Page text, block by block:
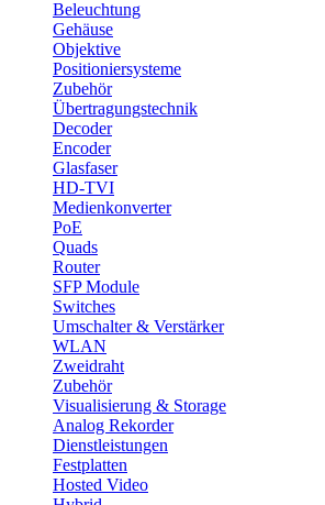
Beleuchtung
Gehäuse
Objektive
Positioniersysteme
Zubehör
Übertragungstechnik
Decoder
Encoder
Glasfaser
HD-TVI
Medienkonverter
PoE
Quads
Router
SFP Module
Switches
Umschalter & Verstärker
WLAN
Zweidraht
Zubehör
Visualisierung & Storage
Analog Rekorder
Dienstleistungen
Festplatten
Hosted Video